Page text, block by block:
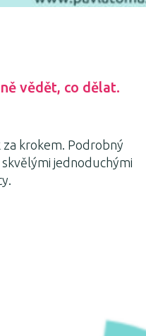
vědět, co dělat.
za krokem. Podrobný
jednoduchými